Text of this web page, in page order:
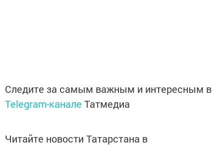
Следите за самым важным и интересным в
Telegram-канале Татмедиа
Читайте новости Татарстана в